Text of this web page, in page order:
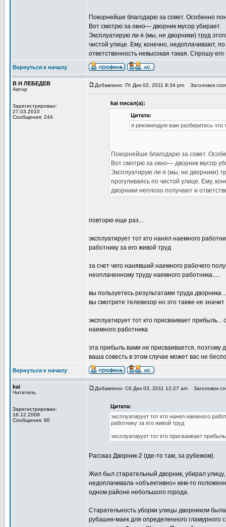
Покорнейше благодарю за совет. Особенно
Вот смотрю за окно— дворник мусор убирает.
Эксплуатирую ли я (мы, не дворники) труд
чистой улице. Ему, конечно, недоплачивают,
ответственность невысокая такая. Спрошу его
Вернуться к началу
В Н ЛЕБЕДЕВ
Автор
Зарегистрирован:
27.03.2010
Сообщения: 244
Добавлено: Пт Дек 02, 2011 8:34 pm Заголовок
kai писал(а):
Цитата:
я рекомендую вам разберитесь что
Покорнейше благодарю за совет.
Вот смотрю за окно— дворник мусор
Эксплуатирую ли я (мы, не дворники)
прогуливаясь по чистой улице. Ему,
дворники неплохо получают и
повторю еще раз...
эксплуатирует тот кто нанял наемного
работнику за его живой труд
за счет чего нанявший наемного рабочего
неоплаченному труду наемного работника.....
вы пользуетесь результатами труда дворника
вы смотрите телевизор но это также не
эксплуатирует тот кто присваивает
наемного работника
эта прибыль вами не присваивается, поэтому
ваша совесть в этом случае может вас не
Вернуться к началу
kai
Читатель
Зарегистрирован:
16.12.2009
Сообщения: 80
Добавлено: Сб Дек 03, 2011 12:27 am Заголовок
Цитата:
эксплуатирует тот кто нанял наемного
работнику за его живой труд
эксплуатирует тот кто присваивает
Рассказ Дворник-2 (где-то там, за рубежом).
Жил был старательный дворник, убирал улицу,
недоплачивала «объективно» кем-то
одном районе небольшого города.
Старательность уборки улицы дворником
рубашек-маек для определенного гламурного